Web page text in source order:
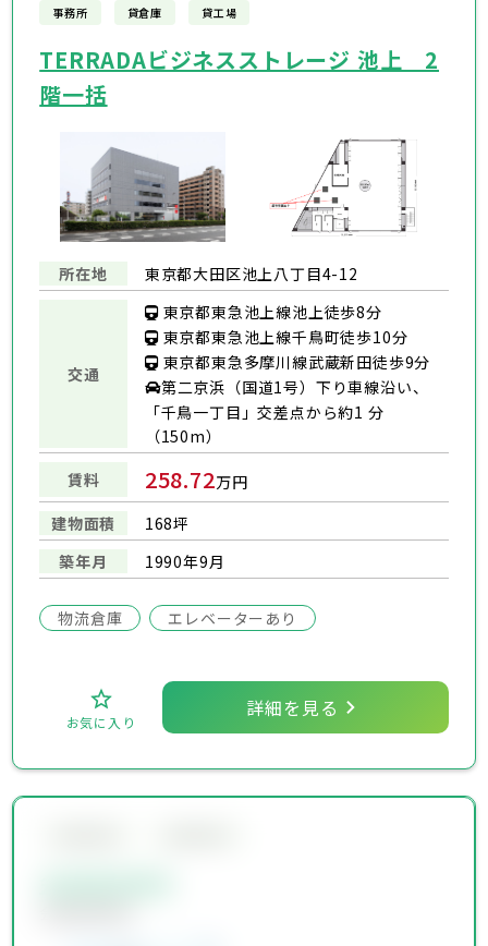
事務所 貸倉庫 貸工場
TERRADAビジネスストレージ 池上 2
階一括
所在地 東京都大田区池上八丁目4-12
交通
東京都東急池上線池上徒歩8分
東京都東急池上線千鳥町徒歩10分
東京都東急多摩川線武蔵新田徒歩9分
第二京浜（国道1号）下り車線沿い、
「千鳥一丁目」交差点から約1 分
（150m）
賃料
258.72万円
建物面積
168坪
築年月
1990年9月
物流倉庫 エレベーターあり
お気に入り
詳細を見る